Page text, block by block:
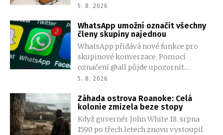
a omezení věcí, které balíme jen pro
znamená větší volnost při přesunech a
méně starostí na letištích, ve vlacích i v
ulicích měst. Jak si zabalit úsporně?
5. 8. 2026
WhatsApp umožní označit všechny
členy skupiny najednou
WhatsApp přidává nové funkce pro
skupinové konverzace. Pomocí
označení @all půjde upozornit
všechny členy najednou, změn se
skupin.
5. 8. 2026
Záhada ostrova Roanoke: Celá
kolonie zmizela beze stopy
Když guvernér John White 18. srpna
1590 po třech letech znovu vystoupil